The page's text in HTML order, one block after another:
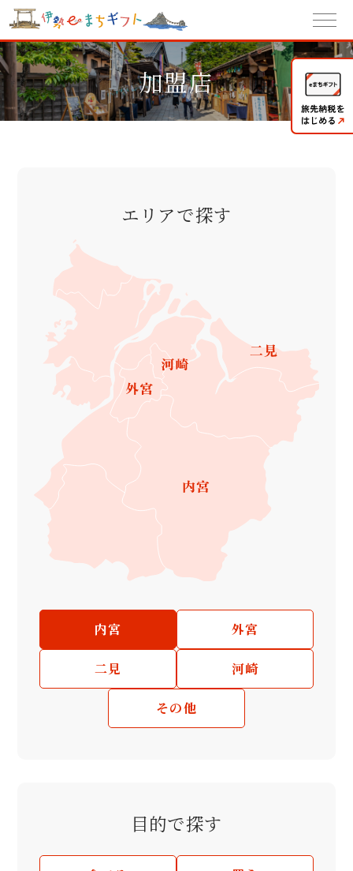
加盟店
エリアで探す
内宮 外宮
二見 河崎
その他
目的で探す